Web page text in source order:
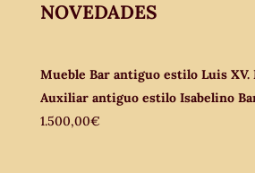
NOVEDADES
Mueble Bar antiguo estilo Luis XV.
Auxiliar antiguo estilo Isabelino
1.500,00€